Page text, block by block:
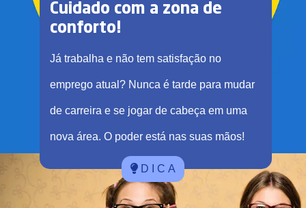
Cuidado com a zona de
conforto!
Já trabalha e não tem satisfação no
emprego atual? Nunca é tarde para mudar
de carreira e se jogar de cabeça em uma
nova área. O poder está nas suas mãos!
D I C A